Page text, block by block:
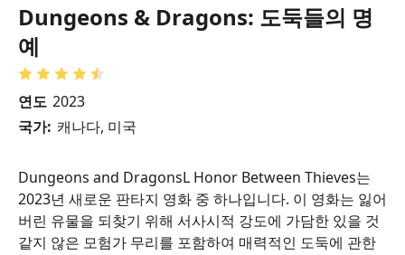
Dungeons & Dragons: 도둑들의 명
예
연도 2023
국가: 캐나다, 미국
Dungeons and DragonsL Honor Between Thieves는
2023년 새로운 판타지 영화 중 하나입니다. 이 영화는 잃어
버린 유물을 되찾기 위해 서사시적 강도에 가담한 있을 것
같지 않은 모험가 무리를 포함하여 매력적인 도둑에 관한